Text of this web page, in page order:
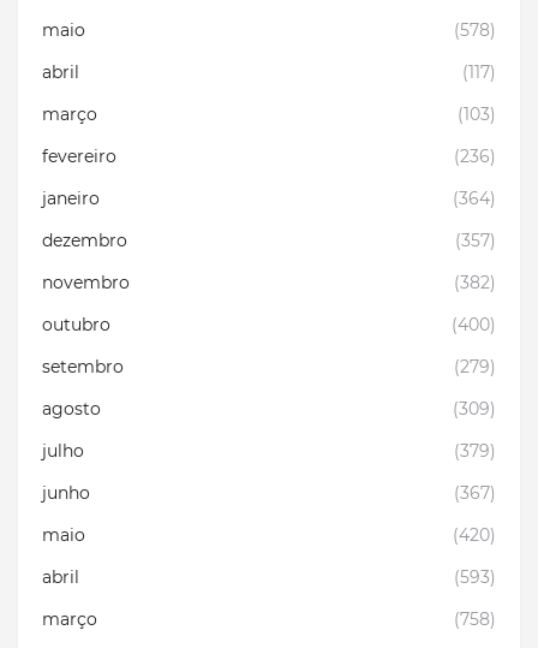
maio
(578)
abril
(117)
março
(103)
fevereiro
(236)
janeiro
(364)
dezembro
(357)
novembro
(382)
outubro
(400)
setembro
(279)
agosto
(309)
julho
(379)
junho
(367)
maio
(420)
abril
(593)
março
(758)